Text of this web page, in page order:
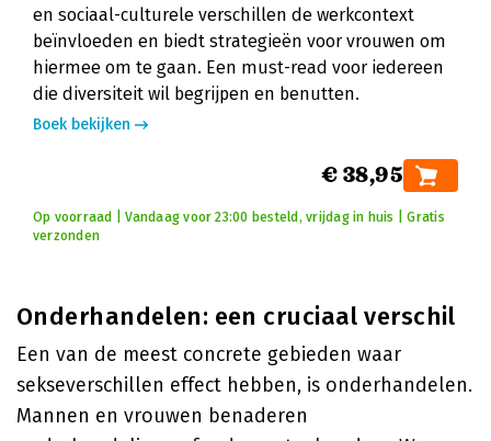
en sociaal-culturele verschillen de werkcontext
beïnvloeden en biedt strategieën voor vrouwen om
hiermee om te gaan. Een must-read voor iedereen
die diversiteit wil begrijpen en benutten.
Boek bekijken
€ 38,95
Op voorraad | Vandaag voor 23:00 besteld, vrijdag in huis | Gratis
verzonden
Onderhandelen: een cruciaal verschil
Een van de meest concrete gebieden waar
sekseverschillen effect hebben, is onderhandelen.
Mannen en vrouwen benaderen